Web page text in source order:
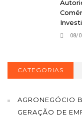
08/
CATEGORIAS
AGRONEGÓCIO
GERAÇÃO DE